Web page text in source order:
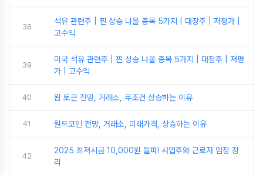
38
석유 관련주 | 찐 상승 나올 종목 5가지 | 대장주 | 저평가 |
고수익
39
미국 석유 관련주 | 찐 상승 나올 종목 5가지 | 대장주 | 저평
가 | 고수익
40 왐 토큰 전망, 거래소, 무조건 상승하는 이유
41 월드코인 전망, 거래소, 미래가격, 상승하는 이유
42
2025 최저시급 10,000원 돌파! 사업주와 근로자 입장 정
리